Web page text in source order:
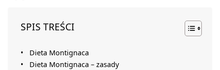
SPIS TREŚCI
Dieta Montignaca
Dieta Montignaca – zasady